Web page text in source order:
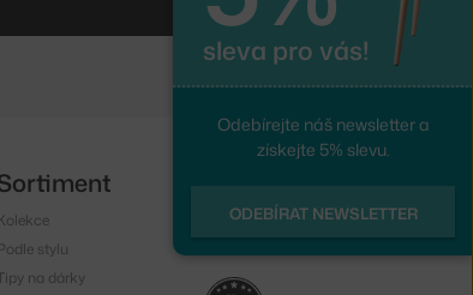
sleva pro vás!
Odebírejte náš newsletter a
získejte 5% slevu.
ODEBÍRAT NEWSLETTER
stylu
na dárky
Instagram